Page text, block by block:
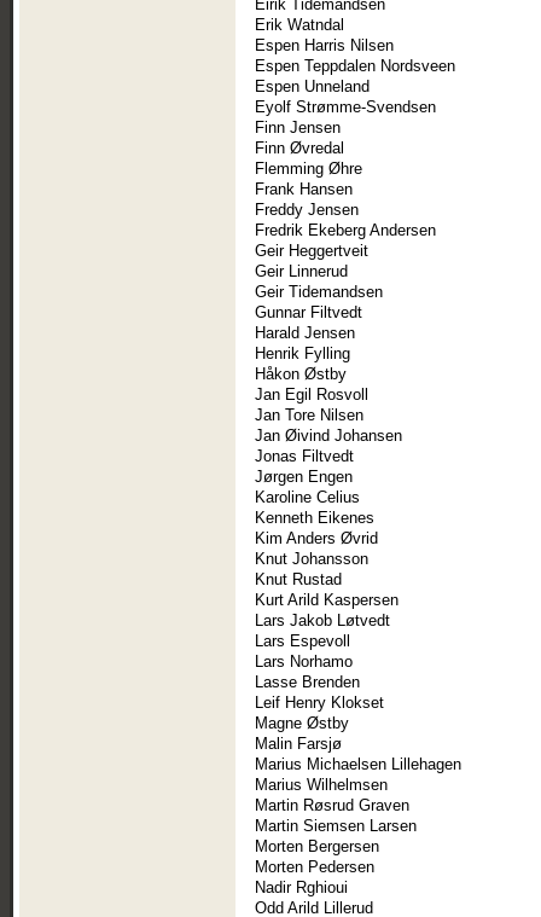
Eirik Tidemandsen
Erik Watndal
Espen Harris Nilsen
Espen Teppdalen Nordsveen
Espen Unneland
Eyolf Strømme-Svendsen
Finn Jensen
Finn Øvredal
Flemming Øhre
Frank Hansen
Freddy Jensen
Fredrik Ekeberg Andersen
Geir Heggertveit
Geir Linnerud
Geir Tidemandsen
Gunnar Filtvedt
Harald Jensen
Henrik Fylling
Håkon Østby
Jan Egil Rosvoll
Jan Tore Nilsen
Jan Øivind Johansen
Jonas Filtvedt
Jørgen Engen
Karoline Celius
Kenneth Eikenes
Kim Anders Øvrid
Knut Johansson
Knut Rustad
Kurt Arild Kaspersen
Lars Jakob Løtvedt
Lars Espevoll
Lars Norhamo
Lasse Brenden
Leif Henry Klokset
Magne Østby
Malin Farsjø
Marius Michaelsen Lillehagen
Marius Wilhelmsen
Martin Røsrud Graven
Martin Siemsen Larsen
Morten Bergersen
Morten Pedersen
Nadir Rghioui
Odd Arild Lillerud